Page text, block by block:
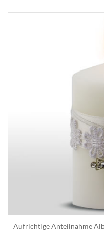
Aufrichtige Anteilnahme